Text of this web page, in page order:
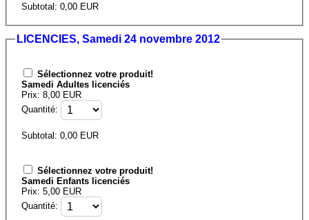
Subtotal: 0,00 EUR
LICENCIES, Samedi 24 novembre 2012
Sélectionnez votre produit!
Samedi Adultes licenciés
Prix: 8,00 EUR
Quantité:
Subtotal: 0,00 EUR
Sélectionnez votre produit!
Samedi Enfants licenciés
Prix: 5,00 EUR
Quantité: